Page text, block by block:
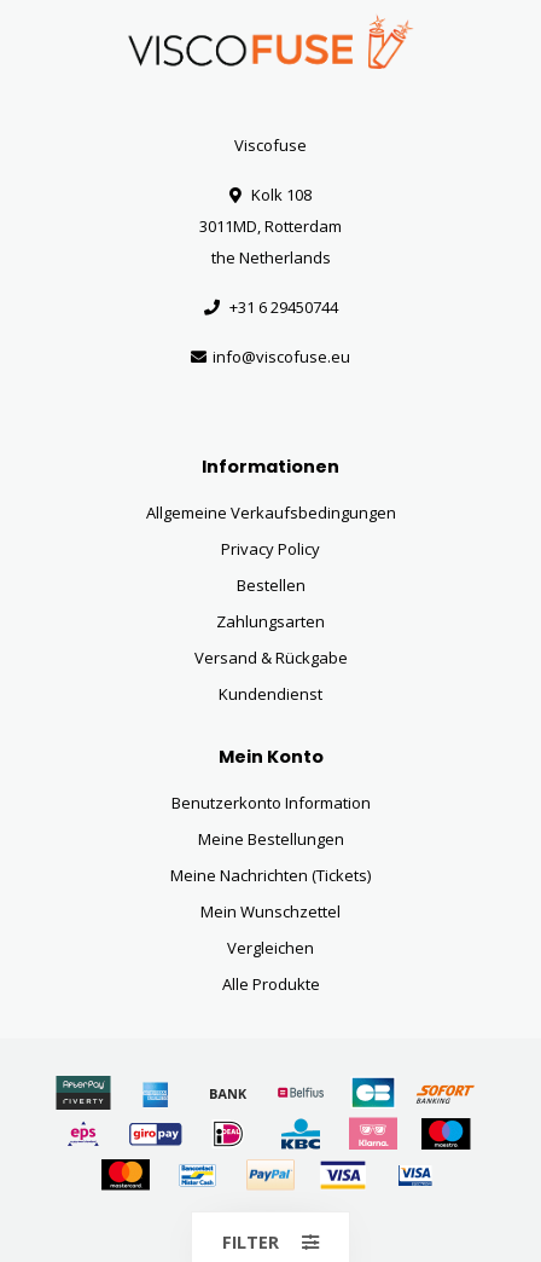
Viscofuse
Kolk 108
3011MD, Rotterdam
the Netherlands
+31 6 29450744
info@viscofuse.eu
Informationen
Allgemeine Verkaufsbedingungen
Privacy Policy
Bestellen
Zahlungsarten
Versand & Rückgabe
Kundendienst
Mein Konto
Benutzerkonto Information
Meine Bestellungen
Meine Nachrichten (Tickets)
Mein Wunschzettel
Vergleichen
Alle Produkte
© Copyright 2026
FILTER